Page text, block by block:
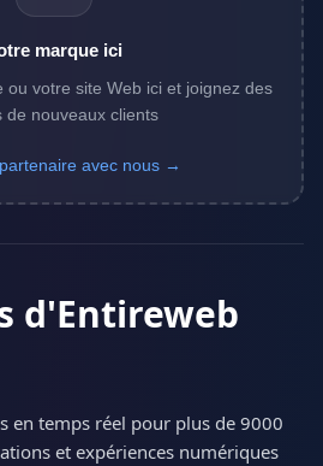
marque ici
ou votre site Web ici et joignez des
de nouveaux clients
avec nous →
d'Entireweb
en temps réel pour plus de 9000
et expériences numériques